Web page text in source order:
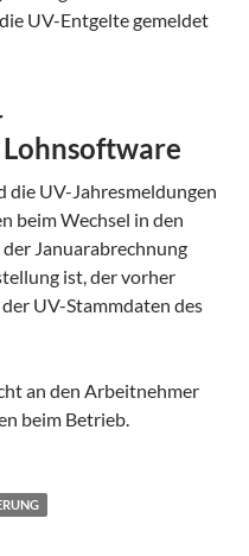
UV-Entgelte gemeldet
die UV-Jahresmeldungen
beim Wechsel in den
der Januarabrechnung
ist, der vorher
UV-Stammdaten des
an den Arbeitnehmer
beim Betrieb.